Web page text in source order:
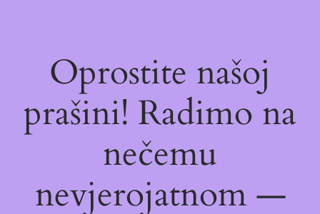
Oprostite našoj
prašini! Radimo na
nečemu
nevjerojatnom —